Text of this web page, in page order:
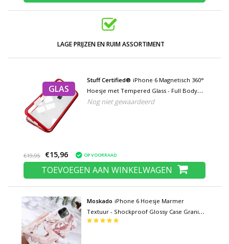
LAGE PRIJZEN EN RUIM ASSORTIMENT
GLAS
Stuff Certified® iPhone 6 Magnetisch 360°
Hoesje met Tempered Glass - Full Body
Cover Hoesje + Screenprotector Rood
Nog niet gewaardeerd
€19,95 €15,96 OP VOORRAAD
TOEVOEGEN AAN WINKELWAGEN
Moskado iPhone 6 Hoesje Marmer
Textuur - Shockproof Glossy Case Graniet
Cover Cas TPU